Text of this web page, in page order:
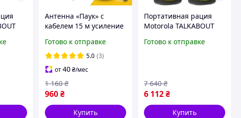
Антенна «Паук» с
кабелем 15 м усиление
Motorola R7
Готово к отправке
5.0 (3)
от40 ₴/мес
960 ₴
1 160 ₴
Купить
Портативная рация
Motorola TALKABOUT
A9P00811YWCMAG
Готово к отправке
6 112₴
7 640 ₴
Купить